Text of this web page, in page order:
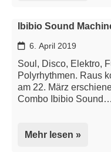
Ibibio Sound
6. April 2019
Soul, Disco, Elektro,
Polyrhythmen. Raus
am 22. März
Combo Ibibio Sound…
Mehr lesen »